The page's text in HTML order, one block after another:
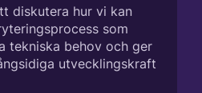
diskutera hur vi kan
som
tekniska behov och ger
utvecklingskraft